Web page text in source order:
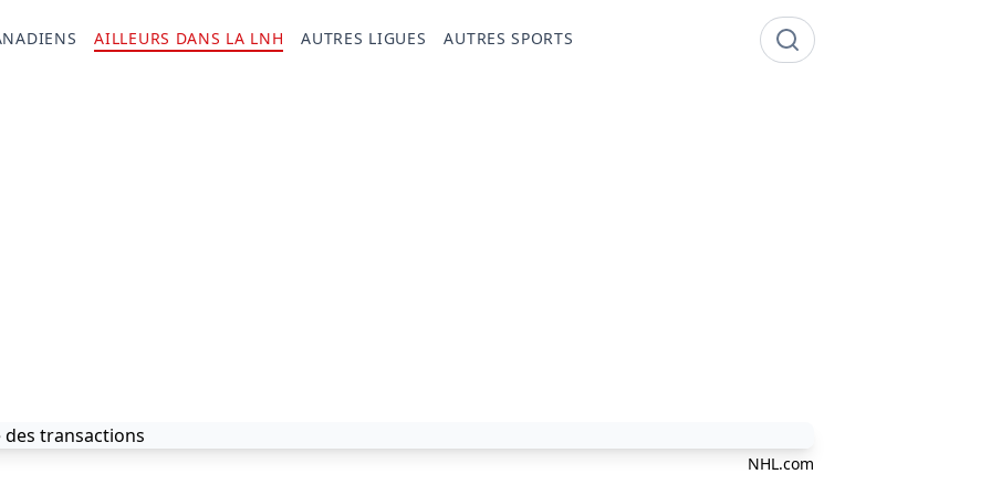
AILLEURS DANS LA LNH AUTRES LIGUES AUTRES SPORTS
NHL.com